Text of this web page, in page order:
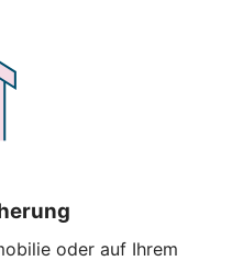
oder auf Ihrem